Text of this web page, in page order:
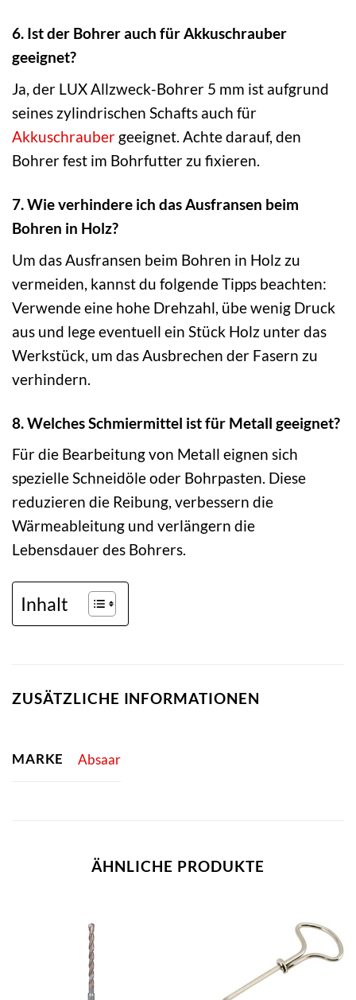
6. Ist der Bohrer auch für Akkuschrauber
geeignet?
Ja, der LUX Allzweck-Bohrer 5 mm ist aufgrund
seines zylindrischen Schafts auch für
Akkuschrauber geeignet. Achte darauf, den
Bohrer fest im Bohrfutter zu fixieren.
7. Wie verhindere ich das Ausfransen beim
Bohren in Holz?
Um das Ausfransen beim Bohren in Holz zu
vermeiden, kannst du folgende Tipps beachten:
Verwende eine hohe Drehzahl, übe wenig Druck
aus und lege eventuell ein Stück Holz unter das
Werkstück, um das Ausbrechen der Fasern zu
verhindern.
8. Welches Schmiermittel ist für Metall geeignet?
Für die Bearbeitung von Metall eignen sich
spezielle Schneidöle oder Bohrpasten. Diese
reduzieren die Reibung, verbessern die
Wärmeableitung und verlängern die
Lebensdauer des Bohrers.
Inhalt
ZUSÄTZLICHE INFORMATIONEN
MARKE Absaar
ÄHNLICHE PRODUKTE